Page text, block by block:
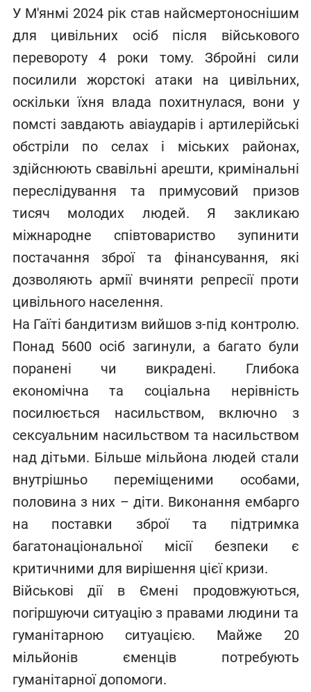
У М'янмі 2024 рік став найсмертоноснішим
для цивільних осіб після військового
перевороту 4 роки тому. Збройні сили
посилили жорстокі атаки на цивільних,
оскільки їхня влада похитнулася, вони у
помсті завдають авіаударів і артилерійські
обстріли по селах і міських районах,
здійснюють свавільні арешти, кримінальні
переслідування та примусовий призов
тисяч молодих людей. Я закликаю
міжнародне співтовариство зупинити
постачання зброї та фінансування, які
дозволяють армії вчиняти репресії проти
цивільного населення.
На Гаїті бандитизм вийшов з-під контролю.
Понад 5600 осіб загинули, а багато були
поранені чи викрадені. Глибока
економічна та соціальна нерівність
посилюється насильством, включно з
сексуальним насильством та насильством
над дітьми. Більше мільйона людей стали
внутрішньо переміщеними особами,
половина з них – діти. Виконання ембарго
на поставки зброї та підтримка
багатонаціональної місії безпеки є
критичними для вирішення цієї кризи.
Військові дії в Ємені продовжуються,
погіршуючи ситуацію з правами людини та
гуманітарною ситуацією. Майже 20
мільйонів єменців потребують
гуманітарної допомоги.